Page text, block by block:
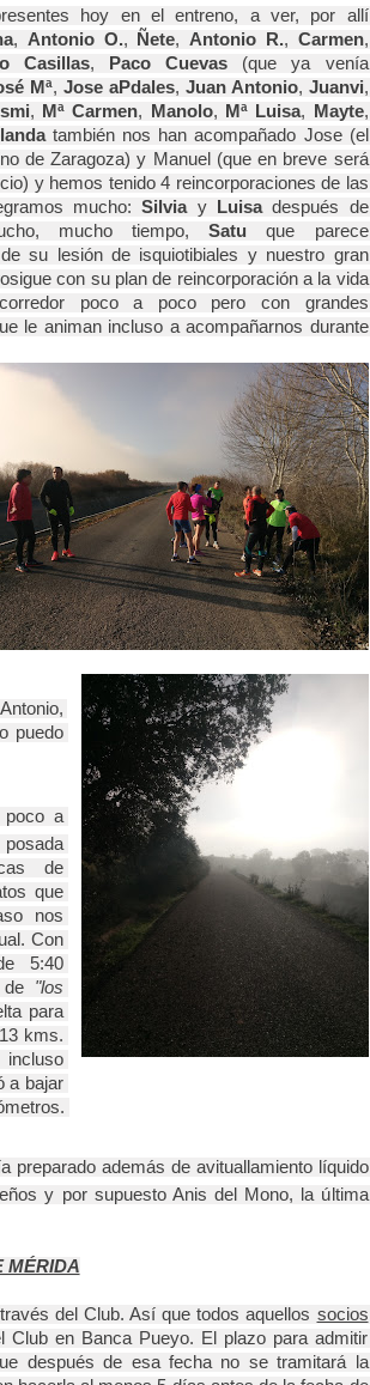
hoy en el entreno, a ver, por allí
, Antonio O., Ñete, Antonio R., Carmen
Casillas, Paco Cuevas (que ya venía
Mª, Jose aPdales, Juan Antonio, Juanvi
, Mª Carmen, Manolo, Mª Luisa, Mayte
también nos han acompañado Jose (el
de Zaragoza) y Manuel (que en breve será
y hemos tenido 4 reincorporaciones de las
mucho: Silvia y Luisa después de
mucho tiempo, Satu que parece
recuperado de su lesión de isquiotibiales y nuestro gran
con su plan de reincorporación a la vida
poco a poco pero con grandes
le animan incluso a acompañarnos durante
puedo
poco a
de
que
nos
Con
5:40
de "los
para
kms.
incluso
a bajar
preparado además de avituallamiento líquido
y por supuesto Anis del Mono, la última
MÉRIDA
del Club. Así que todos aquellos socios
Club en Banca Pueyo. El plazo para admitir
después de esa fecha no se tramitará la